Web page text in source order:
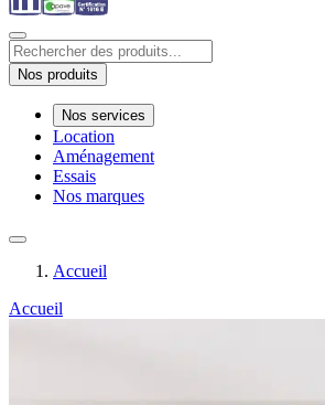
Nos produits
Nos services
Location
Aménagement
Essais
Nos marques
Accueil
Accueil